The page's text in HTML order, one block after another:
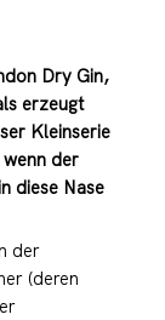
Dry Gin,
erzeugt
Kleinserie
der
diese Nase
der
(deren